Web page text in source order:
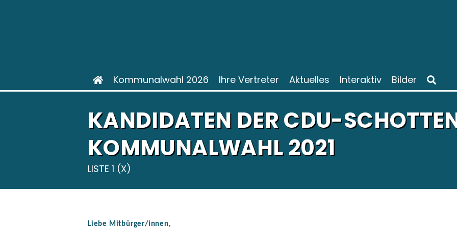
Kommunalwahl 2026 Ihre Vertreter Aktuelles Interaktiv Bilder
KANDIDATEN DER CDU-
KOMMUNALWAHL 2021
LISTE 1 (X)
Liebe Mitbürger/innen,